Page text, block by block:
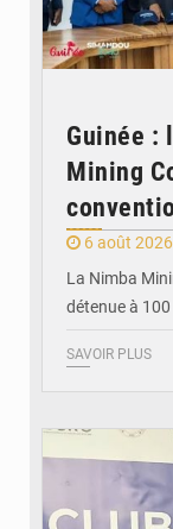
Guinée :
Mining
6 août 2026
La Nimba
détenue à 100
SAVOIR PLUS